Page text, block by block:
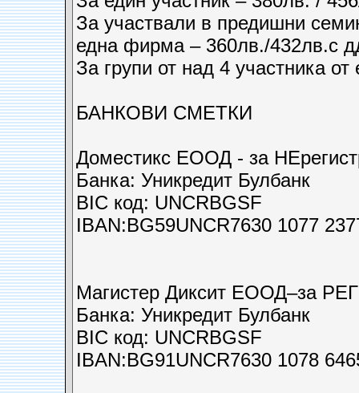
За участвали в предишни
една фирма – 360лв./432лв.с
За групи от над 4 участника
БАНКОВИ СМЕТКИ
Доместикс ЕООД - за
Банка: Уникредит Булбанк
BIC код: UNCRBGSF
IBAN:BG59UNCR7630 1077
Магистер Диксит ЕООД–за
Банка: Уникредит Булбанк
BIC код: UNCRBGSF
IBAN:BG91UNCR7630 1078